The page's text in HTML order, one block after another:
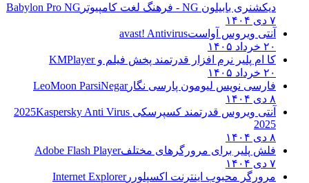
دیکشنری بابیلون NG - فرهنگ لغت کامپیوتر
Babylon Pro NG
آنتی ویروس آواستavast! Antivirus
۲۰ خرداد ۱۴۰۵
کا ام پلیر نرم افزار قدرتمند پخش فیلم وKMPlayer
۲۰ خرداد ۱۴۰۵
فارسی نویس لیومون پارسی نگارLeoMoon ParsiNegar
آنتی ویروس قدرتمند کسپرسکی 2025 Kaspersky Anti Virus
2025
فلش پلیر برای مرورگرهای مختلف Adobe Flash Player
مرورگر محبوب اینترنت اکسپلورر Internet Explorer